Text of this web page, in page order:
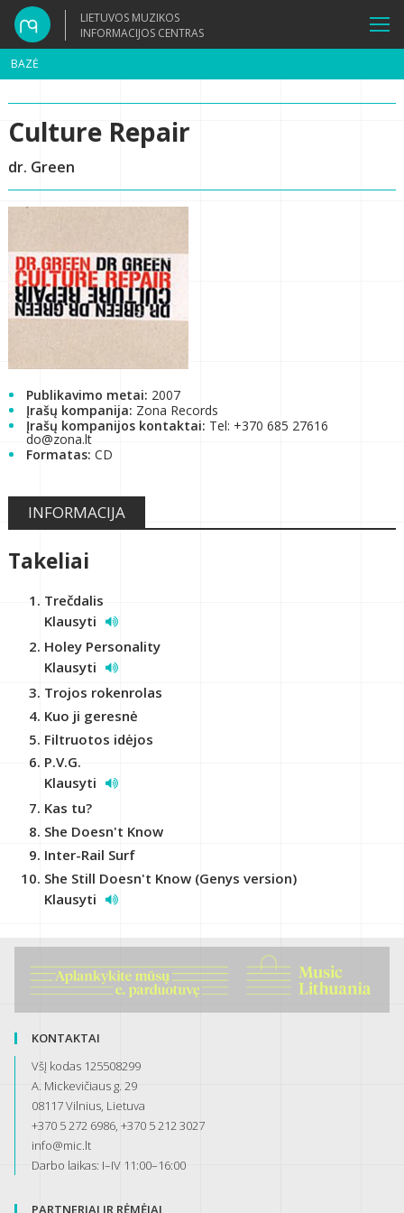
LIETUVOS MUZIKOS
INFORMACIJOS CENTRAS
BAZĖ
Culture Repair
dr. Green
Publikavimo metai: 2007
Įrašų kompanija: Zona Records
Įrašų kompanijos kontaktai: Tel: +370 685 27616
do@zona.lt
Formatas: CD
INFORMACIJA
Takeliai
Trečdalis
Klausyti
Holey Personality
Klausyti
Trojos rokenrolas
Kuo ji geresnė
Filtruotos idėjos
P.V.G.
Klausyti
Kas tu?
She Doesn't Know
Inter-Rail Surf
She Still Doesn't Know (Genys version)
Klausyti
KONTAKTAI
VšĮ kodas 125508299
A. Mickevičiaus g. 29
08117 Vilnius, Lietuva
+370 5 272 6986, +370 5 212 3027
info@mic.lt
Darbo laikas: I–IV 11:00–16:00
PARTNERIAI IR RĖMĖJAI